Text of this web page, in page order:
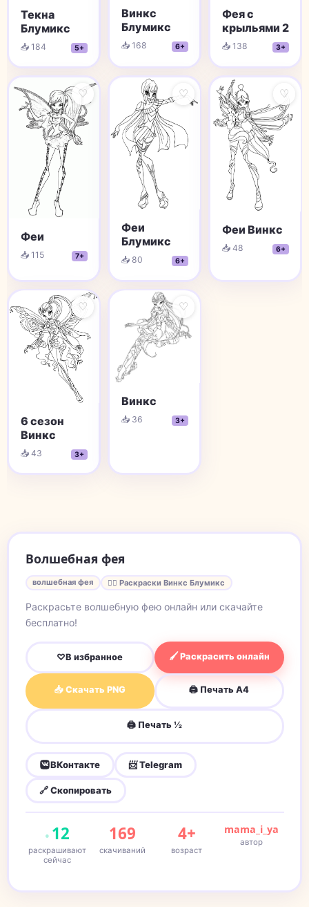
Текна
Блумикс
📥 184 5+
Винкс
Блумикс
📥 168 6+
Фея с
крыльями 2
📥 138 3+
♡
Феи
📥 115 7+
♡
Феи
Блумикс
📥 80 6+
♡
Феи Винкс
📥 48 6+
♡
6 сезон
Винкс
📥 43 3+
♡
Винкс
📥 36 3+
Волшебная фея
волшебная фея 🧚‍♀️ Раскраски Винкс Блумикс
Раскрасьте волшебную фею онлайн или скачайте
бесплатно!
♡В избранное 🖌 Раскрасить онлайн
📥 Скачать PNG 🖨 Печать A4
🖨 Печать ½
ВКонтакте 📨 Telegram
🔗 Скопировать
12
раскрашивают
сейчас
169
скачиваний
4+
возраст
mama_i_ya
автор